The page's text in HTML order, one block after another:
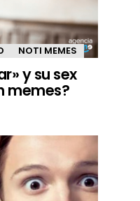
NOTI MEMES
y su sex
memes?